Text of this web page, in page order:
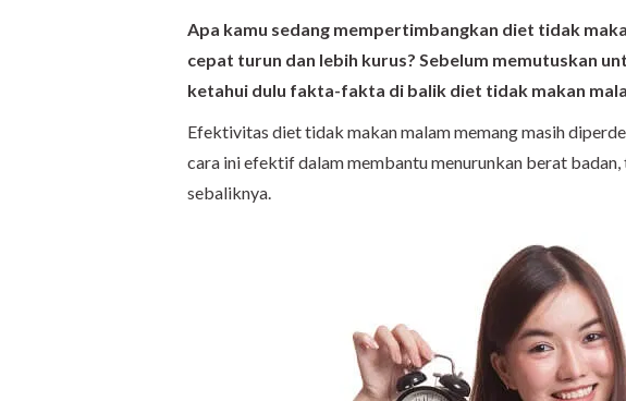
Apa kamu sedang mempertimbangkan diet tidak
cepat turun dan lebih kurus? Sebelum memutuskan
ketahui dulu fakta-fakta di balik diet tidak makan
Efektivitas diet tidak makan malam memang masih
cara ini efektif dalam membantu menurunkan berat
sebaliknya.